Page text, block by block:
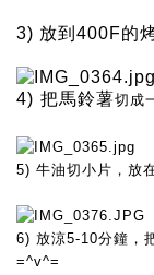
3) 放到400F的
4) 把馬鈴薯切成
5) 牛油切小片，放
6) 放涼5-10分鐘，
=^v^=